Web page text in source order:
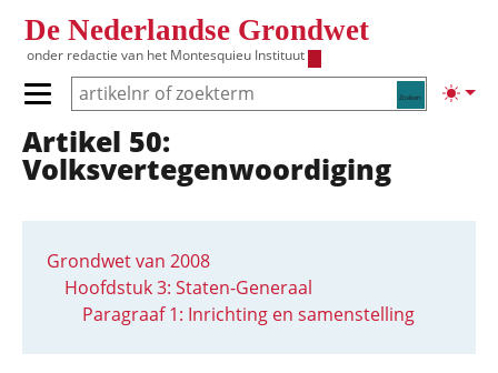
De Nederlandse Grondwet
onder redactie van het Montesquieu Instituut
Zoeken
Primair menu tonen/verbergen
Hoofdnavigatie
Artikel 50:
Volksvertegenwoordiging
Grondwet van 2008
Hoofdstuk 3: Staten-Generaal
Paragraaf 1: Inrichting en samenstelling